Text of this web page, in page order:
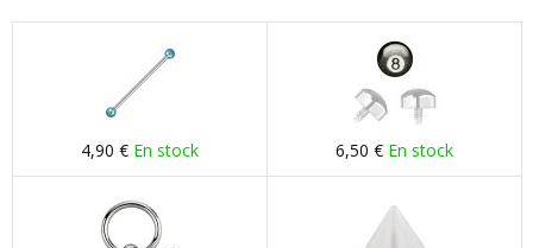
4,90 € En stock 6,50 € En stock